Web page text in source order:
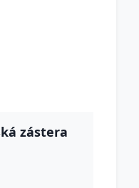
zástera